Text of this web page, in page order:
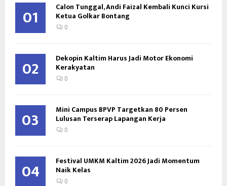
01 Calon Tunggal, Andi Faizal Kembali Kunci Kursi
Ketua Golkar Bontang
0
02 Dekopin Kaltim Harus Jadi Motor Ekonomi
Kerakyatan
0
03 Mini Campus BPVP Targetkan 80 Persen
Lulusan Terserap Lapangan Kerja
0
04 Festival UMKM Kaltim 2026 Jadi Momentum
Naik Kelas
0